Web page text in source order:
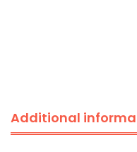
Additional